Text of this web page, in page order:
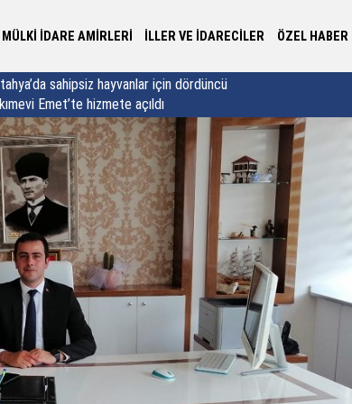
MÜLKİ İDARE AMİRLERİ İLLER VE İDARECİLER ÖZEL HABER
Yalova Valisi Usta’dan 30 yıllık vefa buluşması:
"Vefa sadece bir semt adı değildir"